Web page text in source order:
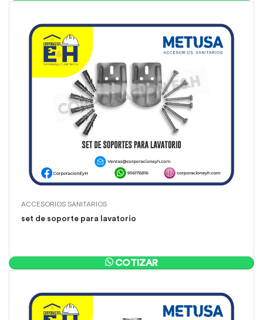
ACCESORIOS SANITARIOS
set de soporte para lavatorio
COTIZAR